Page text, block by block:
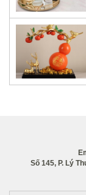
Số 145, P. Lý